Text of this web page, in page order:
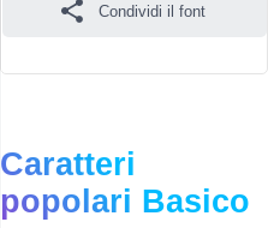
Condividi il font
Caratteri
popolari Basico